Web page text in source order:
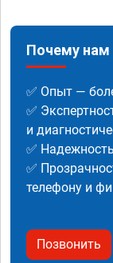
Почему
✅ Опыт —
✅
и
✅
✅
телефону и
Позвонить